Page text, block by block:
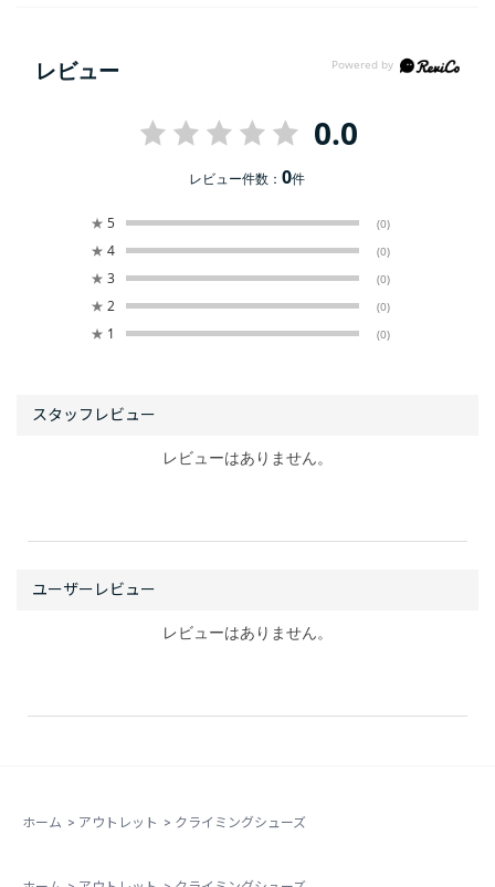
レビュー
0.0
レビュー件数：0件
★ 5 (0)
★ 4 (0)
★ 3 (0)
★ 2 (0)
★ 1 (0)
レビューはありません。
レビューはありません。
ホーム > アウトレット > クライミングシューズ